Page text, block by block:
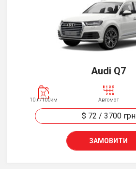
Audi Q7
10 л/100км Автомат
$ 72 / 3700 грн
ЗАМОВИТИ